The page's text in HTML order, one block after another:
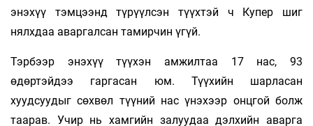
энэхүү тэмцээнд түрүүлсэн түүхтэй ч Купер шиг
нялхдаа аваргалсан тамирчин үгүй.
Тэрбээр энэхүү түүхэн амжилтаа 17 нас, 93
өдөртэйдээ гаргасан юм. Түүхийн шарласан
хуудсуудыг сөхвөл түүний нас үнэхээр онцгой болж
таарав. Учир нь хамгийн залуудаа дэлхийн аварга